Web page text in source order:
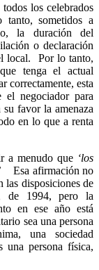
todos los celebrados
sometidos a
la duración del
o declaración
local.
Por lo tanto,
tenga el actual
correctamente, esta
el negociador para
favor la amenaza
en lo que a renta
a menudo que ‘los
Esa afirmación no
las disposiciones de
de 1994, pero la
en ese año está
sea una persona
una sociedad
persona física,